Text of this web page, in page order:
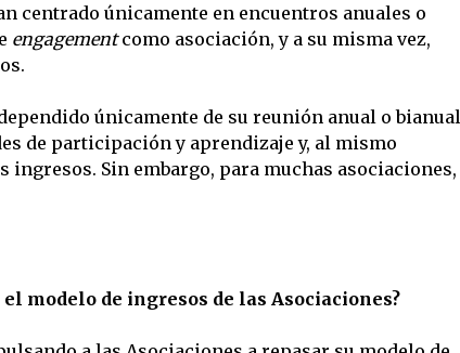
centrado únicamente en encuentros anuales o
engagementcomo asociación, y a su misma vez,
únicamente de su reunión anual o bianual
de participación y aprendizaje y, al mismo
ingresos. Sin embargo, para muchas asociaciones,
modelo de ingresos de las Asociaciones?